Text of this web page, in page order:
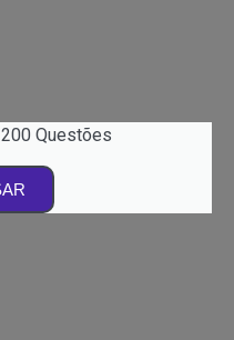
Questões